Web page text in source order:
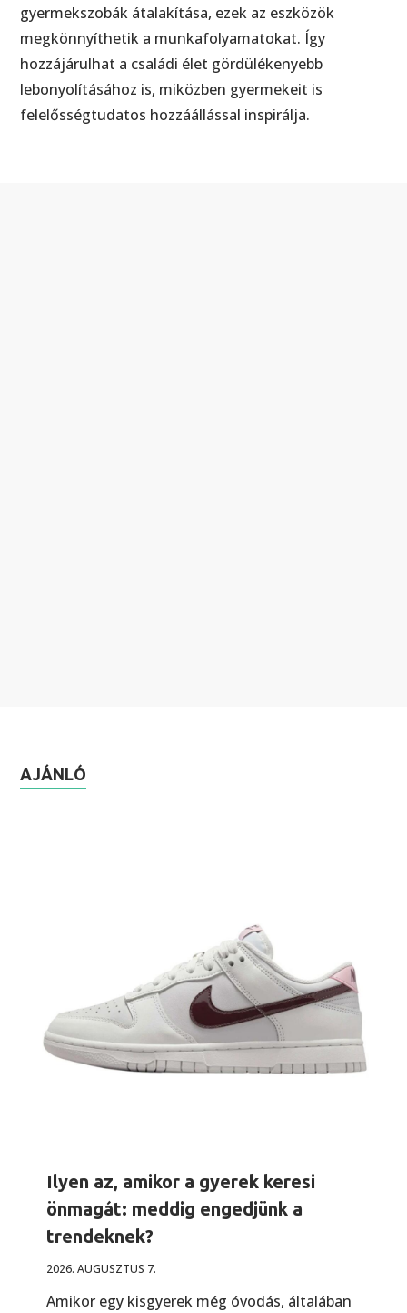
gyermekszobák átalakítása, ezek az eszközök
megkönnyíthetik a munkafolyamatokat. Így
hozzájárulhat a családi élet gördülékenyebb
lebonyolításához is, miközben gyermekeit is
felelősségtudatos hozzáállással inspirálja.
AJÁNLÓ
Ilyen az, amikor a gyerek keresi
önmagát: meddig engedjünk a
trendeknek?
2026. AUGUSZTUS 7.
Amikor egy kisgyerek még óvodás, általában